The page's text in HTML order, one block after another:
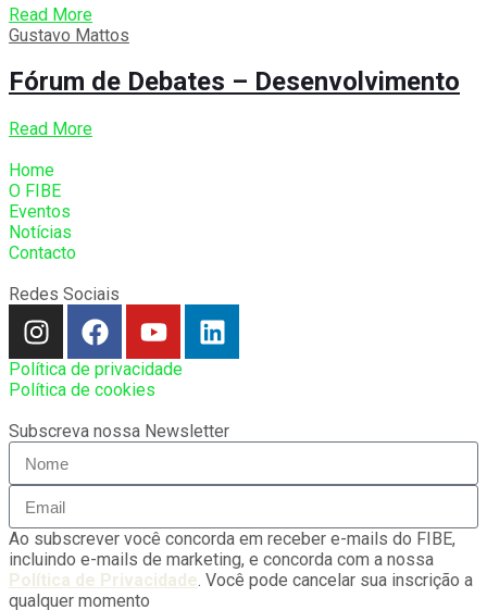
Read More
Gustavo Mattos
Fórum de Debates – Desenvolvimento
Read More
Home
O FIBE
Eventos
Notícias
Contacto
Redes Sociais
Política de privacidade
Política de cookies
Subscreva nossa Newsletter
Ao subscrever você concorda em receber e-mails do FIBE,
incluindo e-mails de marketing, e concorda com a nossa
Política de Privacidade. Você pode cancelar sua inscrição a
qualquer momento